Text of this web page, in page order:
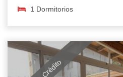
1 Dormitorios